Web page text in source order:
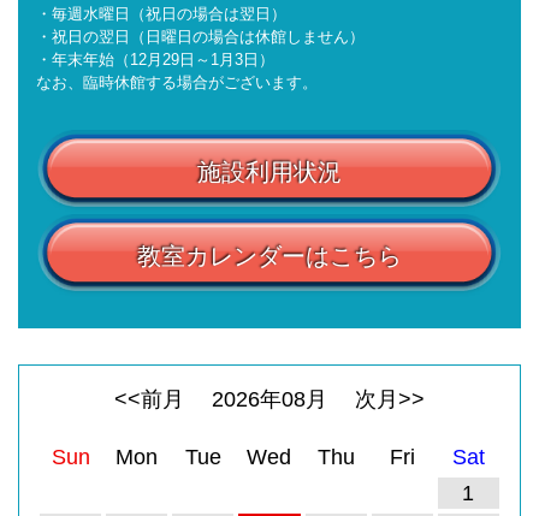
・毎週水曜日（祝日の場合は翌日）
・祝日の翌日（日曜日の場合は休館しません）
・年末年始（12月29日～1月3日）
なお、臨時休館する場合がございます。
施設利用状況
教室カレンダーはこちら
<<前月 2026年08月 次月>>
Sun Mon Tue Wed Thu Fri
Sat
1